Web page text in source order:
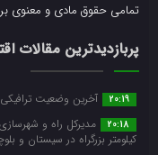
تمامی حقوق مادی و معنوی
پربازدیدترین مقالات
20:19 آخرین وضعیت ترافیکی
20:18
کیلومتر بزرگراه در سیستان و